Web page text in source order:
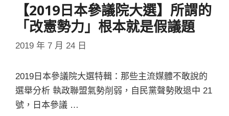
【2019日本參議院大選】所謂的
「改憲勢力」根本就是假議題
2019 年 7 月 24 日
2019日本參議院大選特輯：那些主流媒體不敢說的
選舉分析 執政聯盟氣勢削弱，自民黨聲勢敗退中 21
號，日本參議 …